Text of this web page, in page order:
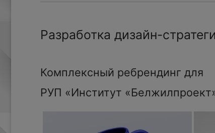
Разработка дизайн-
Комплексный ребрендинг для
РУП «Институт